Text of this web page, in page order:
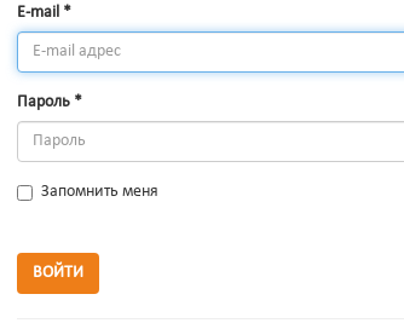
E-mail *
Пароль *
Запомнить меня
ВОЙТИ